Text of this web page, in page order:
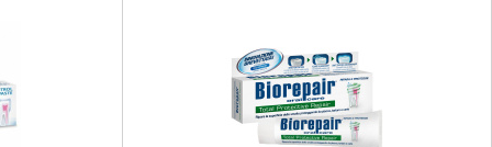
гель для
зубов